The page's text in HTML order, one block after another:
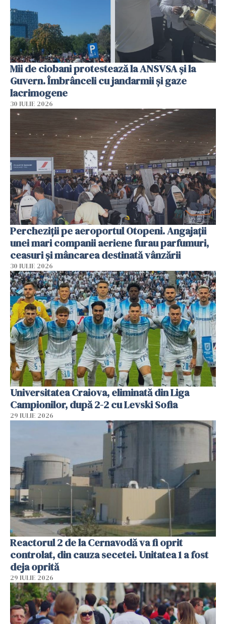
Mii de ciobani protestează la ANSVSA și la
Guvern. Îmbrânceli cu jandarmii și gaze
lacrimogene
30 IULIE 2026
Percheziții pe aeroportul Otopeni. Angajații
unei mari companii aeriene furau parfumuri,
ceasuri și mâncarea destinată vânzării
30 IULIE 2026
Universitatea Craiova, eliminată din Liga
Campionilor, după 2-2 cu Levski Sofia
29 IULIE 2026
Reactorul 2 de la Cernavodă va fi oprit
controlat, din cauza secetei. Unitatea 1 a fost
deja oprită
29 IULIE 2026